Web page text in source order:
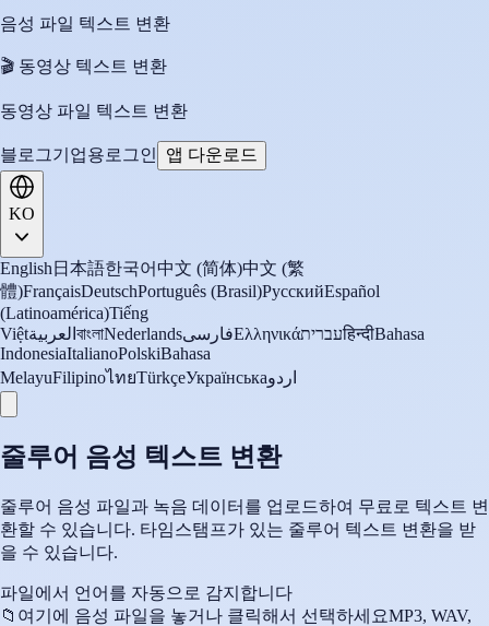
음성 파일 텍스트 변환
🎬 동영상 텍스트 변환
동영상 파일 텍스트 변환
블로그기업용 로그인 앱 다운로드
KO
English 日本語한국어中文 (简体)中文 (繁
體)FrançaisDeutschPortuguês (Brasil)РусскийEspañol
(Latinoamérica)Tiếng
Việtالعربية বাংলাNederlandsفارسیΕλληνικάעבריתहिन्दीBahasa
IndonesiaItalianoPolskiBahasa
MelayuFilipinoไทยTürkçeУкраїнськаاردو
줄루어 음성 텍스트 변환
줄루어 음성 파일과 녹음 데이터를 업로드하여 무료로 텍스트 변
환할 수 있습니다. 타임스탬프가 있는 줄루어 텍스트 변환을 받
을 수 있습니다.
파일에서 언어를 자동으로 감지합니다
📁 여기에 음성 파일을 놓거나 클릭해서 선택하세요MP3, WAV,